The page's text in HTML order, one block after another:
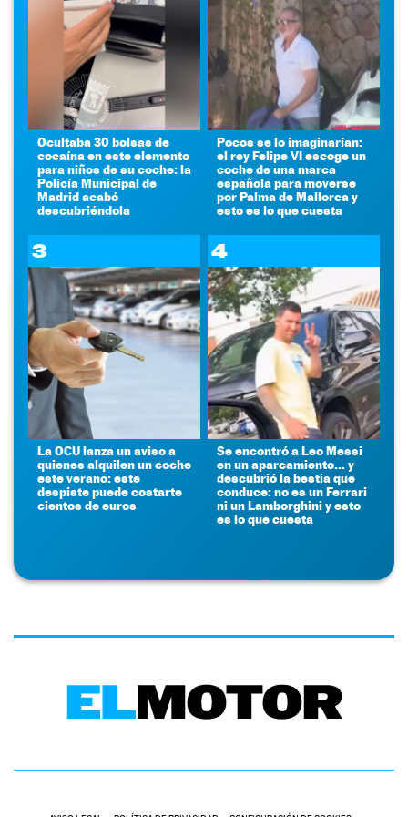
Ocultaba 30 bolsas de
cocaína en este elemento
para niños de su coche: la
Policía Municipal de
Madrid acabó
descubriéndola
Pocos se lo imaginarían:
el rey Felipe VI escoge un
coche de una marca
española para moverse
por Palma de Mallorca y
esto es lo que cuesta
3
La OCU lanza un aviso a
quienes alquilen un coche
este verano: este
despiste puede costarte
cientos de euros
4
Se encontró a Leo Messi
en un aparcamiento... y
descubrió la bestia que
conduce: no es un Ferrari
ni un Lamborghini y esto
es lo que cuesta